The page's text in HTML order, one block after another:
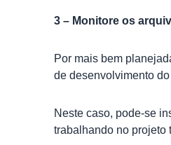
3 – Monitore os
Por mais bem
de desenvolvimento
Neste caso, pode-se
trabalhando no projeto